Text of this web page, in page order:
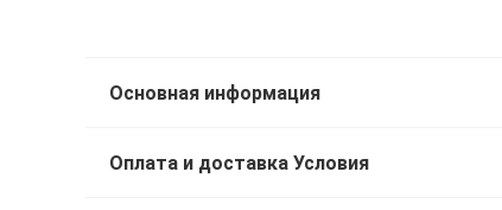
Основная информация
Оплата и доставка Условия